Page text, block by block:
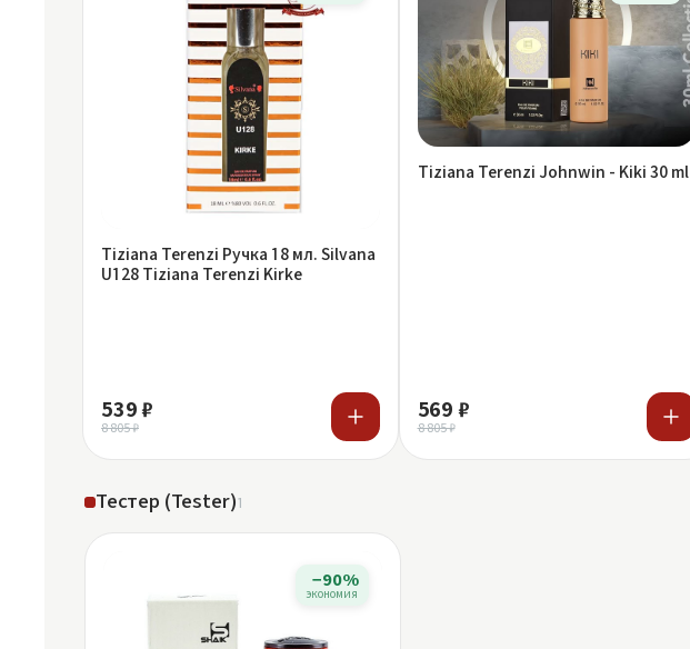
Tiziana Terenzi Ручка 18 мл. Silvana
U128 Tiziana Terenzi Kirke
539 ₽
8 805 ₽
Tiziana Terenzi Johnwin - Kiki 30 ml
569 ₽
8 805 ₽
Тестер (Tester)1
−90%
экономия